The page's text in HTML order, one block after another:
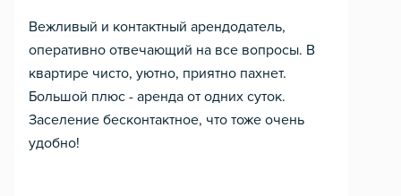
Вежливый и контактный арендодатель,
оперативно отвечающий на все вопросы. В
квартире чисто, уютно, приятно пахнет.
Большой плюс - аренда от одних суток.
Заселение бесконтактное, что тоже очень
удобно!